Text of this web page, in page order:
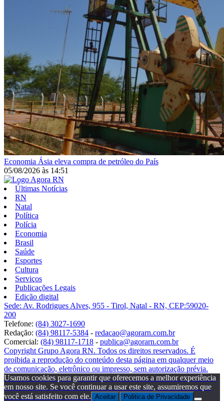
Economia Ásia eleva compra de petróleo do País
05/08/2026 às 14:51
Últimas Notícias
RN
Natal
Política
Polícia
Economia
Brasil
Saúde
Esportes
Cultura
Serviços
Publicações Legais
Edição digital
Sede: Av. Rodrigues Alves, 955 - Tirol, Natal - RN, CEP:59020-
200
Telefone: (84) 3027-1690
Redação: (84) 98117-5384 - redacao@agorarn.com.br
Comercial: (84) 98117-1718 - publica@agorarn.com.br
Copyright Grupo Agora RN. Todos os direitos reservados. É
proibida a reprodução do conteúdo desta página em qualquer meio
de comunicação, eletrônico ou impresso, sem autorização prévia.
Usamos cookies para garantir que oferecemos a melhor experiência
em nosso site. Se você continuar a usar este site, assumiremos que
você está satisfeito com ele. Aceitar Politica de Privacidade